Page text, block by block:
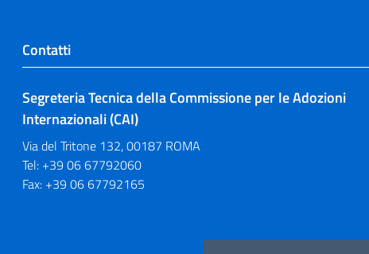
Contatti
Segreteria Tecnica della Commissione per le Adozioni
Internazionali (CAI)
Via del Tritone 132, 00187 ROMA
Tel: +39 06 67792060
Fax: +39 06 67792165